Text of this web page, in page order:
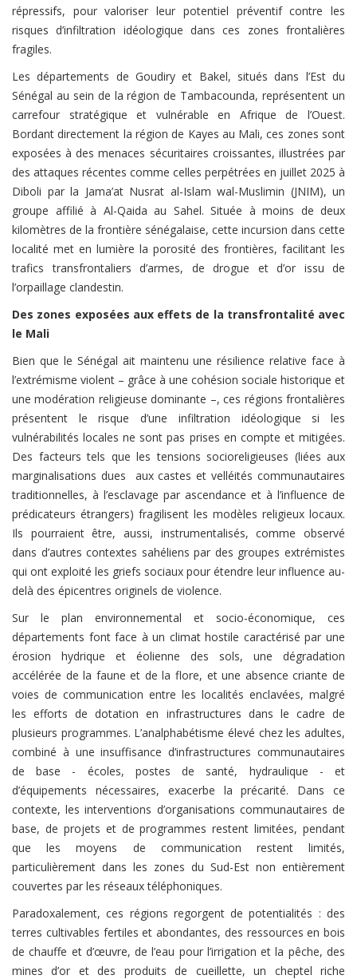
répressifs, pour valoriser leur potentiel préventif contre les
risques d’infiltration idéologique dans ces zones frontalières
fragiles.
Les départements de Goudiry et Bakel, situés dans l’Est du
Sénégal au sein de la région de Tambacounda, représentent un
carrefour stratégique et vulnérable en Afrique de l’Ouest.
Bordant directement la région de Kayes au Mali, ces zones sont
exposées à des menaces sécuritaires croissantes, illustrées par
des attaques récentes comme celles perpétrées en juillet 2025 à
Diboli par la Jama’at Nusrat al-Islam wal-Muslimin (JNIM), un
groupe affilié à Al-Qaida au Sahel. Située à moins de deux
kilomètres de la frontière sénégalaise, cette incursion dans cette
localité met en lumière la porosité des frontières, facilitant les
trafics transfrontaliers d’armes, de drogue et d’or issu de
l’orpaillage clandestin.
Des zones exposées aux effets de la transfrontalité avec
le Mali
Bien que le Sénégal ait maintenu une résilience relative face à
l’extrémisme violent – grâce à une cohésion sociale historique et
une modération religieuse dominante –, ces régions frontalières
présentent le risque d’une infiltration idéologique si les
vulnérabilités locales ne sont pas prises en compte et mitigées.
Des facteurs tels que les tensions socioreligieuses (liées aux
marginalisations dues aux castes et velléités communautaires
traditionnelles, à l’esclavage par ascendance et à l’influence de
prédicateurs étrangers) fragilisent les modèles religieux locaux.
Ils pourraient être, aussi, instrumentalisés, comme observé
dans d’autres contextes sahéliens par des groupes extrémistes
qui ont exploité les griefs sociaux pour étendre leur influence au-
delà des épicentres originels de violence.
Sur le plan environnemental et socio-économique, ces
départements font face à un climat hostile caractérisé par une
érosion hydrique et éolienne des sols, une dégradation
accélérée de la faune et de la flore, et une absence criante de
voies de communication entre les localités enclavées, malgré
les efforts de dotation en infrastructures dans le cadre de
plusieurs programmes. L’analphabétisme élevé chez les adultes,
combiné à une insuffisance d’infrastructures communautaires
de base - écoles, postes de santé, hydraulique - et
d’équipements nécessaires, exacerbe la précarité. Dans ce
contexte, les interventions d’organisations communautaires de
base, de projets et de programmes restent limitées, pendant
que les moyens de communication restent limités,
particulièrement dans les zones du Sud-Est non entièrement
couvertes par les réseaux téléphoniques.
Paradoxalement, ces régions regorgent de potentialités : des
terres cultivables fertiles et abondantes, des ressources en bois
de chauffe et d’œuvre, de l’eau pour l’irrigation et la pêche, des
mines d’or et des produits de cueillette, un cheptel riche